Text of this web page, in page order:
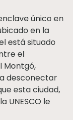
único en
en la
está situado
el
Montgó,
desconectar
esta ciudad,
UNESCO le